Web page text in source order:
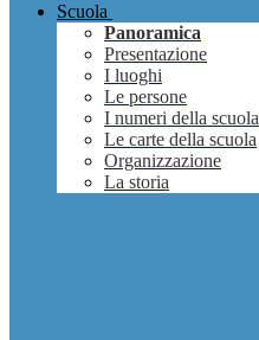
Scuola
Panoramica
Presentazione
I luoghi
Le persone
I numeri della scuola
Le carte della scuola
Organizzazione
La storia